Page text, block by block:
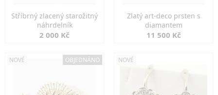
Stříbrný zlacený starožitný
náhrdelník
2 000 Kč
Zlatý art-deco prsten s
diamantem
11 500 Kč
NOVÉ OBJEDNÁNO NOVÉ